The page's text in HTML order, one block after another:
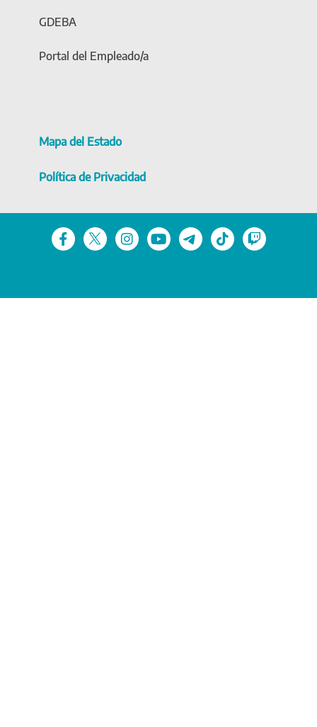
GDEBA
Portal del Empleado/a
Mapa del Estado
Política de Privacidad